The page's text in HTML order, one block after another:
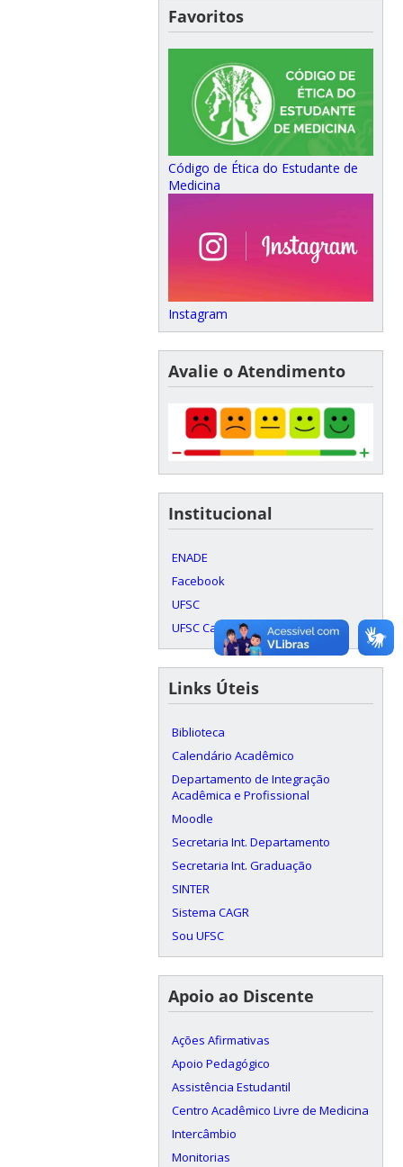
Favoritos
Código de Ética do Estudante de
Medicina
Instagram
Avalie o Atendimento
Institucional
ENADE
Facebook
UFSC
UFSC Campus Araranguá
Links Úteis
Biblioteca
Calendário Acadêmico
Departamento de Integração
Acadêmica e Profissional
Moodle
Secretaria Int. Departamento
Secretaria Int. Graduação
SINTER
Sistema CAGR
Sou UFSC
Apoio ao Discente
Ações Afirmativas
Apoio Pedagógico
Assistência Estudantil
Centro Acadêmico Livre de Medicina
Intercâmbio
Monitorias